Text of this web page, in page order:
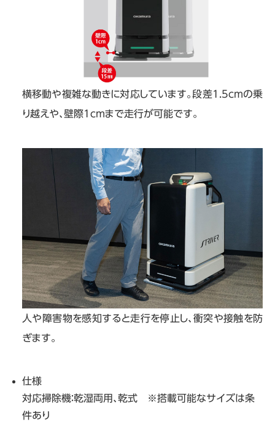
横移動や複雑な動きに対応しています。段差1.5cmの乗
り越えや、壁際1cmまで走行が可能です。
人や障害物を感知すると走行を停止し、衝突や接触を防
ぎます。
仕様
対応掃除機：乾湿両用、乾式 ※搭載可能なサイズは条
件あり